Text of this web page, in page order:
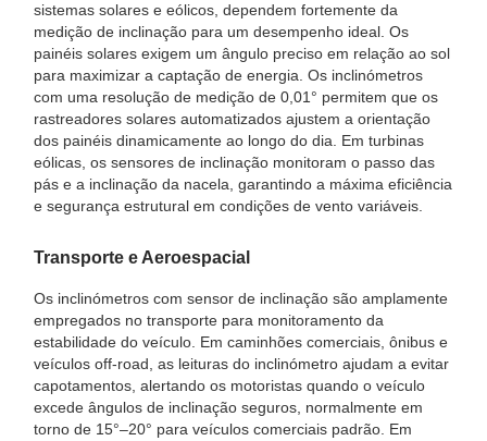
sistemas solares e eólicos, dependem fortemente da
medição de inclinação para um desempenho ideal. Os
painéis solares exigem um ângulo preciso em relação ao sol
para maximizar a captação de energia. Os inclinómetros
com uma resolução de medição de 0,01° permitem que os
rastreadores solares automatizados ajustem a orientação
dos painéis dinamicamente ao longo do dia. Em turbinas
eólicas, os sensores de inclinação monitoram o passo das
pás e a inclinação da nacela, garantindo a máxima eficiência
e segurança estrutural em condições de vento variáveis.
Transporte e Aeroespacial
Os inclinómetros com sensor de inclinação são amplamente
empregados no transporte para monitoramento da
estabilidade do veículo. Em caminhões comerciais, ônibus e
veículos off-road, as leituras do inclinómetro ajudam a evitar
capotamentos, alertando os motoristas quando o veículo
excede ângulos de inclinação seguros, normalmente em
torno de 15°–20° para veículos comerciais padrão. Em